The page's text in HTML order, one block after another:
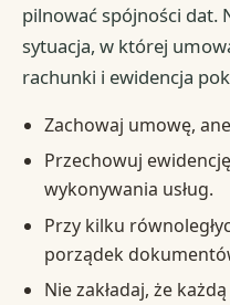
pilnować spójności dat.
sytuacja, w której
rachunki i ewidencja
Zachowaj umowę,
Przechowuj
wykonywania usług.
Przy kilku
porządek
Nie zakładaj, że